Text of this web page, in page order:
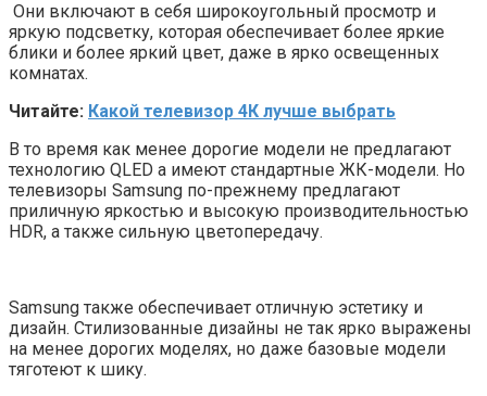
Они включают в себя широкоугольный просмотр и
яркую подсветку, которая обеспечивает более яркие
блики и более яркий цвет, даже в ярко освещенных
комнатах.
Читайте: Какой телевизор 4К лучше выбрать
В то время как менее дорогие модели не предлагают
технологию QLED а имеют стандартные ЖК-модели. Но
телевизоры Samsung по-прежнему предлагают
приличную яркостью и высокую производительностью
HDR, а также сильную цветопередачу.
Samsung также обеспечивает отличную эстетику и
дизайн. Стилизованные дизайны не так ярко выражены
на менее дорогих моделях, но даже базовые модели
тяготеют к шику.